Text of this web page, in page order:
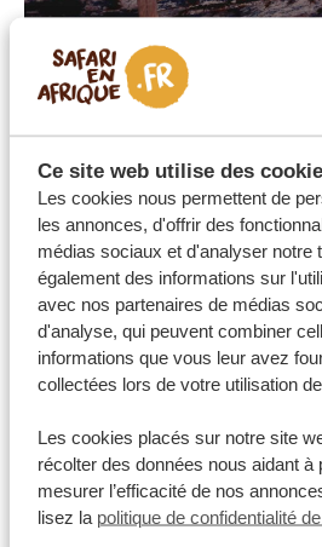
Ce site web utilise des
Les cookies nous permettent de
les annonces, d'offrir des
médias sociaux et d'analyser notre
également des informations sur
avec nos partenaires de médias
d'analyse, qui peuvent combiner
informations que vous leur avez
collectées lors de votre utilisation
Les cookies placés sur notre site
récolter des données nous aidant à
mesurer l’efficacité de nos
lisez la politique de confidentialité
Plonger dans les
le swahili et l’anglais…
Le Kenya est un pays
étant les deux langues officielles.
Kényans parlent les deux
entre elles (anglais avec swahili
des langues tribales.
S’immerger dans la
Les Kényans sont très
leur hospitalité. En général, les
partage de la nourriture est une
importante. On vous invitera
partager un repas. Les vendeurs